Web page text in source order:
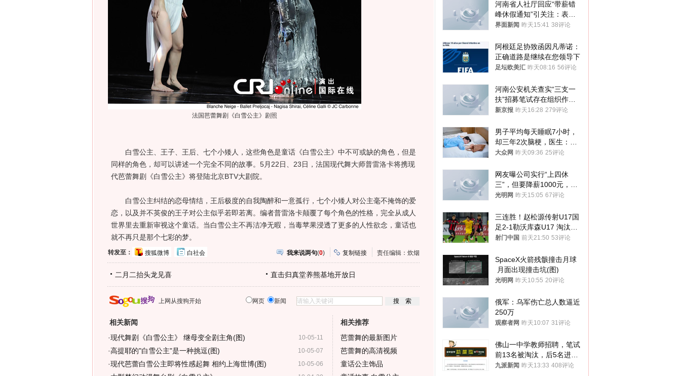
法国芭蕾舞剧《白雪公主》剧照
白雪公主、王子、王后、七个小矮人，这些角色是童话《白雪公主》中不可或缺的角色，但是
同样的角色，却可以讲述一个完全不同的故事。5月22日、23日，法国现代舞大师普雷洛卡将携现
代芭蕾舞剧《白雪公主》将登陆北京BTV大剧院。
白雪公主纠结的恋母情结，王后极度的自我陶醉和一意孤行，七个小矮人对公主毫不掩饰的爱
恋，以及并不英俊的王子对公主似乎若即若离。编者普雷洛卡颠覆了每个角色的性格，完全从成人
世界里去重新审视这个童话。当白雪公主不再洁净无暇，当毒苹果浸透了更多的人性欲念，童话也
就不再只是那个七彩的梦。
转发至： 搜狐微博 白社会 我来说两句(0) 复制链接 责任编辑：炊烟
二月二抬头龙见喜 直击归真堂养熊基地开放日
上网从搜狗开始 网页 新闻
相关新闻
10-05-11
·现代舞剧《白雪公主》 继母变全剧主角(图)
10-05-07
·高提耶的"白雪公主"是一种挑逗(图)
10-05-06
·现代芭蕾白雪公主即将性感起舞 相约上海世博(图)
相关推荐
芭蕾舞的最新图片
芭蕾舞的高清视频
童话公主饰品
河南省人社厅回应“带薪错
峰休假通知”引关注：表述
不够准确，待修改后印发
界面新闻 昨天15:41 38评论
阿根廷足协致函因凡蒂诺：
正确道路是继续在您领导下
足坛欧美汇 昨天08:16 56评论
河南公安机关查实“三支一
扶”招募笔试存在组织作弊
犯罪行为
新京报 昨天16:28 279评论
男子平均每天睡眠7小时，
却三年2次脑梗，医生：这
样睡觉更伤身
大众网 昨天09:36 25评论
网友曝公司实行“上四休
三”，但要降薪1000元，不
接受只能辞职
光明网 昨天15:05 67评论
三连胜！赵松源传射U17国
足2-1勒沃库森U17 淘汰赛
将战河床
射门中国 前天21:50 53评论
SpaceX火箭残骸撞击月球
月面出现撞击坑(图)
光明网 昨天10:55 20评论
俄军：乌军伤亡总人数逼近
250万
观察者网 昨天10:07 31评论
佛山一中学教师招聘，笔试
前13名被淘汰，后5名进体
检，被疑萝卜岗，官方通
九派新闻 昨天13:33 408评论